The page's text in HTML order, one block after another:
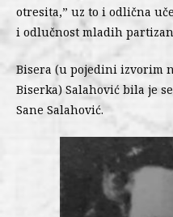
otresita,” uz to i odlična
i odlučnost mladih
Bisera (u pojedini izvorim
Biserka) Salahović bila je
Sane Salahović.